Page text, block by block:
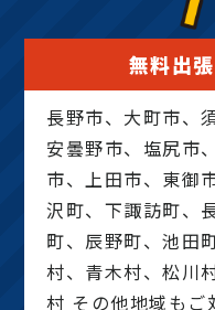
無料出
長野市、大町市、
安曇野市、塩尻市
市、上田市、東御
沢町、下諏訪町、
町、辰野町、池田
村、青木村、松川
村 その他地域もご